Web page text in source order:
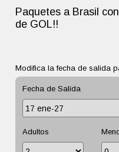
Paquetes a Brasil
de GOL!!
Modifica la fecha de salida
Fecha de Salida
Adultos